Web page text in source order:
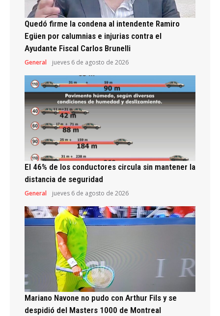
Quedó firme la condena al intendente Ramiro
Egüen por calumnias e injurias contra el
Ayudante Fiscal Carlos Brunelli
General jueves 6 de agosto de 2026
El 46% de los conductores circula sin mantener la
distancia de seguridad
General jueves 6 de agosto de 2026
Mariano Navone no pudo con Arthur Fils y se
despidió del Masters 1000 de Montreal